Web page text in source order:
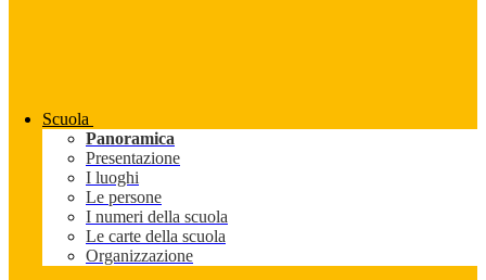
Scuola
Panoramica
Presentazione
I luoghi
Le persone
I numeri della scuola
Le carte della scuola
Organizzazione